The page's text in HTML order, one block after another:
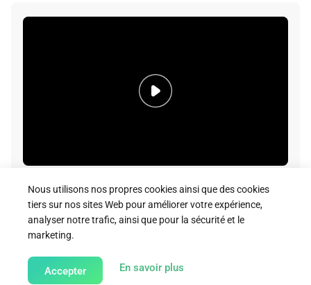
Download
Nous utilisons nos propres cookies ainsi que des cookies
tiers sur nos sites Web pour améliorer votre expérience,
analyser notre trafic, ainsi que pour la sécurité et le
marketing.
Accepter En savoir plus